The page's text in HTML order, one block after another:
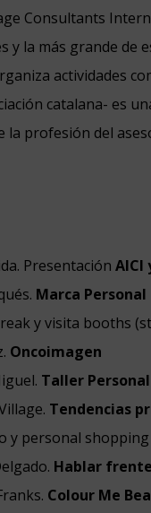
Consultants
y la más grande de
actividades
catalana- es
la profesión del
PresentaciónAICI
Marca Personal
y visita booths
Oncoimagen
Taller
Tendencias
y personal shopping
Hablar
Colour Me